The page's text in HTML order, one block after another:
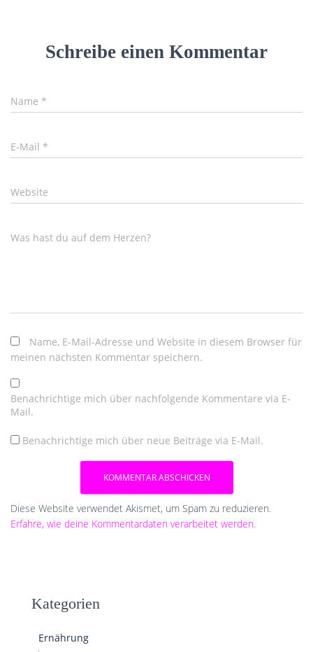
Schreibe einen Kommentar
Name *
E-Mail *
Website
Was hast du auf dem Herzen?
Name, E-Mail-Adresse und Website in diesem Browser für
meinen nächsten Kommentar speichern.
Benachrichtige mich über nachfolgende Kommentare via E-
Mail.
Benachrichtige mich über neue Beiträge via E-Mail.
Diese Website verwendet Akismet, um Spam zu reduzieren.
Erfahre, wie deine Kommentardaten verarbeitet werden.
Kategorien
Ernährung